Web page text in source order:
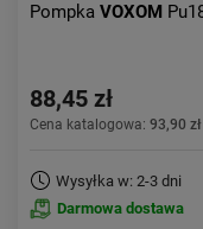
Pompka VOXOM
88,45 zł
Cena katalogowa: 93,90 zł
Wysyłka w: 2-3 dni
Darmowa dostawa